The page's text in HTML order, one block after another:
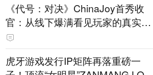
《代号：对决》ChinaJoy首秀收
官：从线下爆满看见玩家的真实期
待
虎牙游戏发行IP矩阵再落重磅一